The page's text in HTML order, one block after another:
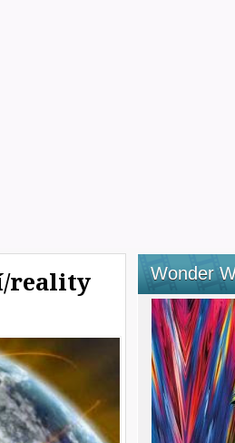
reality
Wonder